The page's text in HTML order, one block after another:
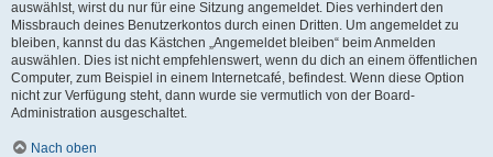
auswählst, wirst du nur für eine Sitzung angemeldet. Dies verhindert den
Missbrauch deines Benutzerkontos durch einen Dritten. Um angemeldet zu
bleiben, kannst du das Kästchen „Angemeldet bleiben“ beim Anmelden
auswählen. Dies ist nicht empfehlenswert, wenn du dich an einem öffentlichen
Computer, zum Beispiel in einem Internetcafé, befindest. Wenn diese Option
nicht zur Verfügung steht, dann wurde sie vermutlich von der Board-
Administration ausgeschaltet.
Nach oben